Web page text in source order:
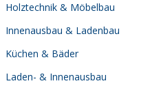
Holztechnik & Möbelbau
Innenausbau & Ladenbau
Küchen & Bäder
Laden- & Innenausbau